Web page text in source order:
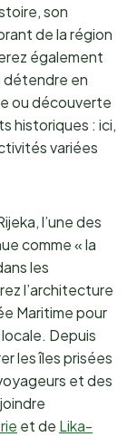
son
de la région
également
détendre en
ou découverte
historiques : ici,
variées
l’une des
comme « la
les
l’architecture
Maritime pour
Depuis
les îles prisées
et des
et de Lika-